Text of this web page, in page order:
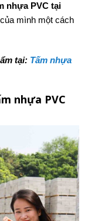
nhựa PVC tại
mình một cách
tại: Tấm nhựa
nhựa PVC